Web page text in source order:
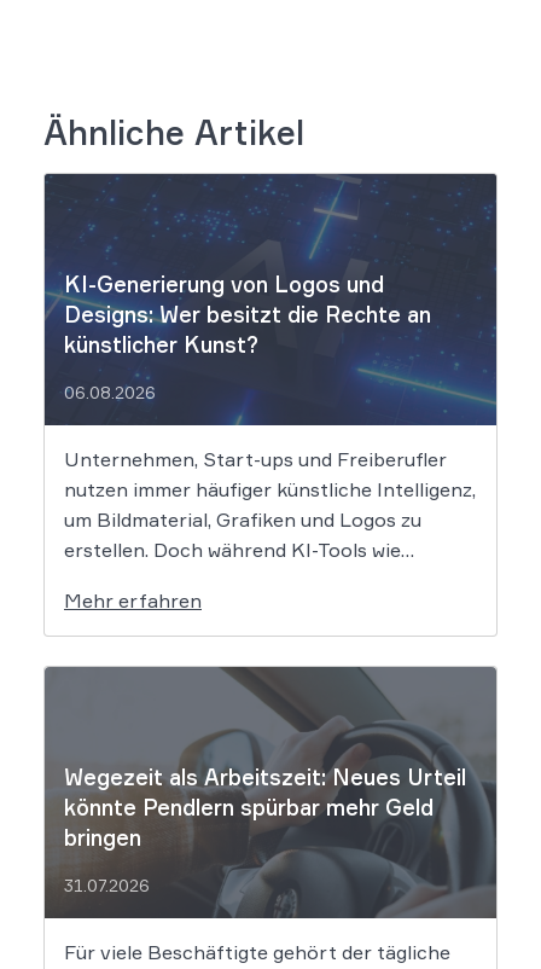
Ähnliche Artikel
KI-Generierung von Logos und
Designs: Wer besitzt die Rechte an
künstlicher Kunst?
06.08.2026
Unternehmen, Start-ups und Freiberufler
nutzen immer häufiger künstliche Intelligenz,
um Bildmaterial, Grafiken und Logos zu
erstellen. Doch während KI-Tools wie
Sekundenschnelle beeindruckende
Ergebnisse liefern, wirft der Einsatz von
Algorithmen in der Kreativbranche
komplexe juristische Fragen auf. Das
Urheberrecht, das Markenrecht und das
Patentrecht […]
Mehr erfahren
Wegezeit als Arbeitszeit: Neues Urteil
könnte Pendlern spürbar mehr Geld
bringen
31.07.2026
Für viele Beschäftigte gehört der tägliche